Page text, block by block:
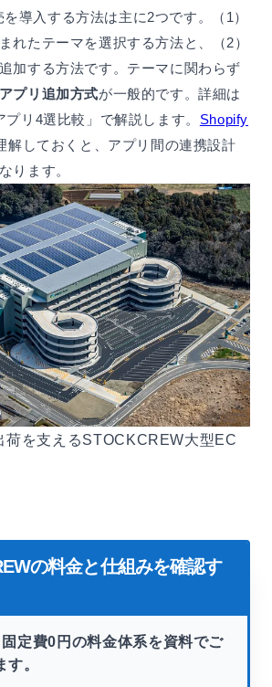
導入する方法は主に2つです。（1）
れたテーマを選択する方法と、（2）
加する方法です。テーマに関わらず
アプリ追加方式が一般的です。詳細は
プリ4選比較」で解説します。 Shopify
解しておくと、アプリ間の連携設計
ります。
荷を支えるSTOCKCREW大型EC
の料金と仕組みを確認す
定費0円の料金体系を資料でご
。